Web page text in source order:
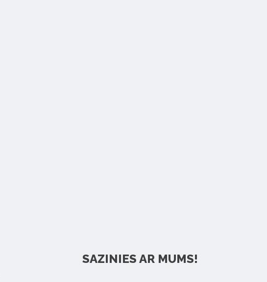
SAZINIES AR MUMS!